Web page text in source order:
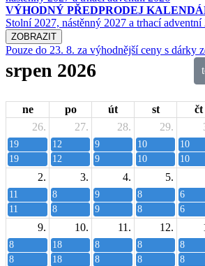
VÝHODNÝ PŘEDPRODEJ
Stolní 2027, nástěnný 2027 a trhací adventní
ZOBRAZIT
Pouze do 23. 8. za výhodnější ceny s dárky
srpen 2026
ne po út st čt
26.
19
19
27.
12
12
28.
9
9
29.
10
10
10
10
2.
11
11
3.
8
8
4.
9
9
5.
8
8
6
6
9.
8
8
10.
18
18
11.
8
8
12.
8
8
8
8